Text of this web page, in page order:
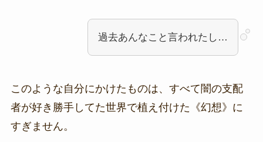
過去あんなこと言われたし…
このような自分にかけたものは、すべて闇の支配
者が好き勝手してた世界で植え付けた《幻想》に
すぎません。